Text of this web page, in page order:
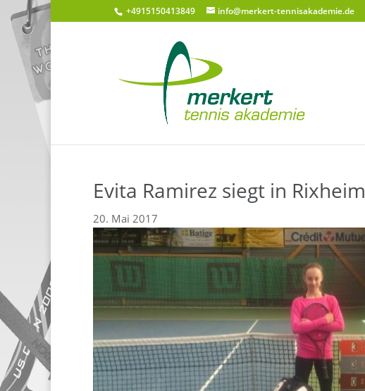
+4915150413849 info@merkert-tennisakademie.de
Evita Ramirez siegt in Rixheim
20. Mai 2017